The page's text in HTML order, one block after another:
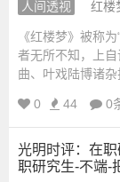
人间透视 红楼
《红楼梦》被称
者无所不知，上
曲、叶戏陆博诸杂
0 44 0
光明时评：在
职研究生-不端-